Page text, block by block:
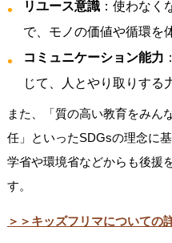
リユース意識：使わなく
で、モノの価値や循環を
コミュニケーション能力
じて、人とやり取りする
また、「質の高い教育をみん
任」といったSDGsの理念に
学省や環境省などからも後援
す。
＞＞キッズフリマについての